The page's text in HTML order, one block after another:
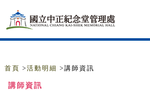
首頁 >活動明細 >講師資訊
講師資訊